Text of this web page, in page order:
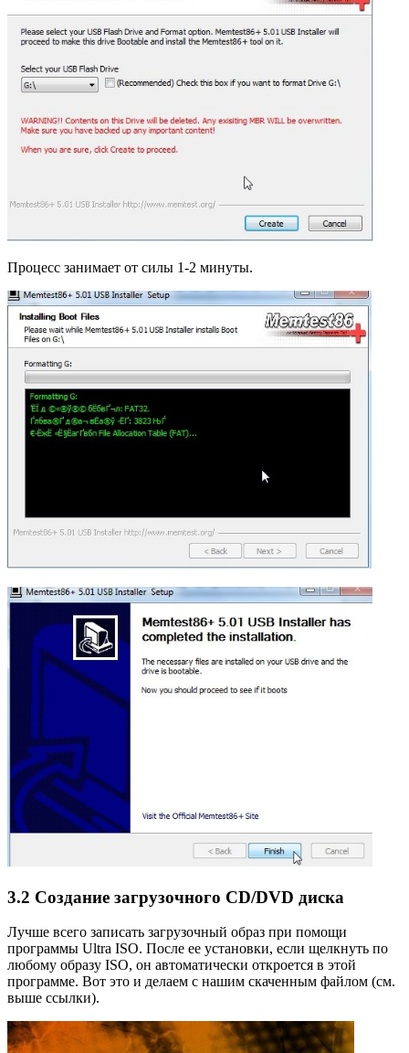
Процесс занимает от силы 1-2 минуты.
3.2 Создание загрузочного CD/DVD диска
Лучше всего записать загрузочный образ при помощи
программы Ultra ISO. После ее установки, если щелкнуть по
любому образу ISO, он автоматически откроется в этой
программе. Вот это и делаем с нашим скаченным файлом (см.
выше ссылки).